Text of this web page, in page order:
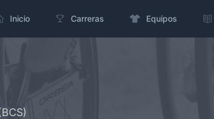
Inicio Carreras Equipos